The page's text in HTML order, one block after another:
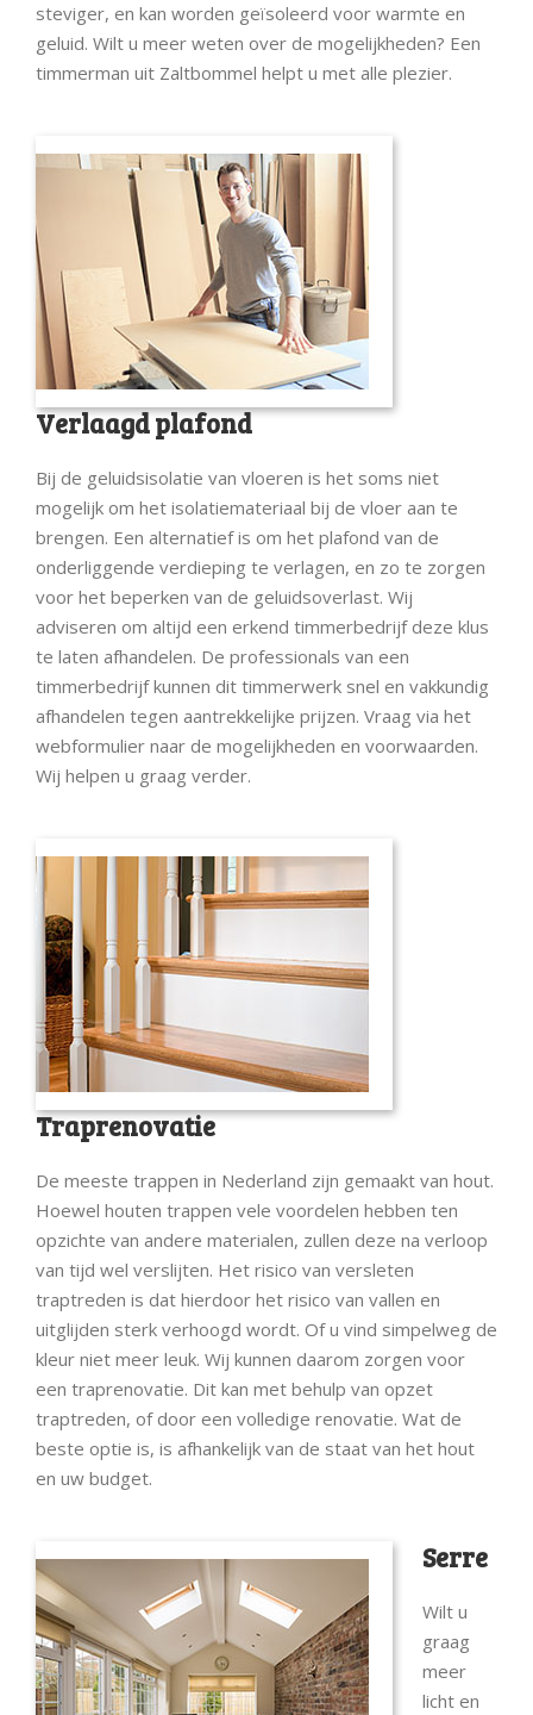
steviger, en kan worden geïsoleerd voor warmte en
geluid. Wilt u meer weten over de mogelijkheden? Een
timmerman uit Zaltbommel helpt u met alle plezier.
Verlaagd plafond
Bij de geluidsisolatie van vloeren is het soms niet
mogelijk om het isolatiemateriaal bij de vloer aan te
brengen. Een alternatief is om het plafond van de
onderliggende verdieping te verlagen, en zo te zorgen
voor het beperken van de geluidsoverlast. Wij
adviseren om altijd een erkend timmerbedrijf deze klus
te laten afhandelen. De professionals van een
timmerbedrijf kunnen dit timmerwerk snel en vakkundig
afhandelen tegen aantrekkelijke prijzen. Vraag via het
webformulier naar de mogelijkheden en voorwaarden.
Wij helpen u graag verder.
Traprenovatie
De meeste trappen in Nederland zijn gemaakt van hout.
Hoewel houten trappen vele voordelen hebben ten
opzichte van andere materialen, zullen deze na verloop
van tijd wel verslijten. Het risico van versleten
traptreden is dat hierdoor het risico van vallen en
uitglijden sterk verhoogd wordt. Of u vind simpelweg de
kleur niet meer leuk. Wij kunnen daarom zorgen voor
een traprenovatie. Dit kan met behulp van opzet
traptreden, of door een volledige renovatie. Wat de
beste optie is, is afhankelijk van de staat van het hout
en uw budget.
Serre
Wilt u
graag
meer
licht en